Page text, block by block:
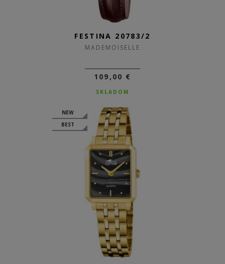
FESTINA 20783/2
MADEMOISELLE
109,00 €
SKLADOM
NEW
BEST